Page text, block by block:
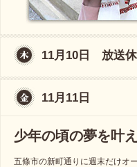
11月10日 放送
11月11日
少年の頃の夢を叶
五條市の新町通りに週末だけオ